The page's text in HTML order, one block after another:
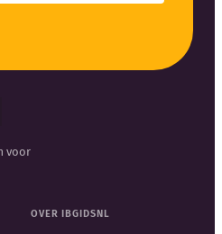
voor
OVER IBGIDSNL